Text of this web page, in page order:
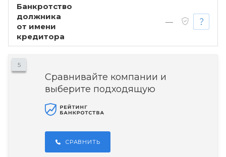
Банкротство
должника
от имени
кредитора
—
5
Сравнивайте компании и
выберите подходящую
СРАВНИТЬ